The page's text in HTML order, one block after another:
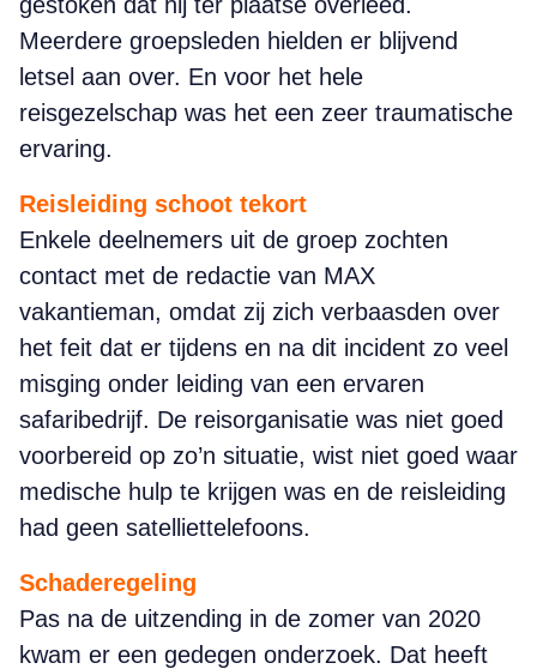
Meerdere groepsleden hielden er blijvend
letsel aan over. En voor het hele
reisgezelschap was het een zeer traumatische
ervaring.
Reisleiding schoot tekort
Enkele deelnemers uit de groep zochten
contact met de redactie van MAX
vakantieman, omdat zij zich verbaasden over
het feit dat er tijdens en na dit incident zo veel
misging onder leiding van een ervaren
safaribedrijf. De reisorganisatie was niet goed
voorbereid op zo’n situatie, wist niet goed waar
medische hulp te krijgen was en de reisleiding
had geen satelliettelefoons.
Schaderegeling
Pas na de uitzending in de zomer van 2020
kwam er een gedegen onderzoek. Dat heeft